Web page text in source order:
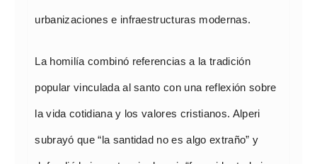
urbanizaciones e infraestructuras modernas.
La homilía combinó referencias a la tradición
popular vinculada al santo con una reflexión sobre
la vida cotidiana y los valores cristianos. Alperi
subrayó que “la santidad no es algo extraño” y